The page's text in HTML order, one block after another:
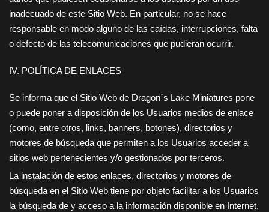
inadecuado de este Sitio Web. En particular, no se hace
responsable en modo alguno de las caídas, interrupciones, falta
o defecto de las telecomunicaciones que pudieran ocurrir.
IV. POLÍTICA DE ENLACES
Se informa que el Sitio Web de Dragon´s Lake Miniatures pone
o puede poner a disposición de los Usuarios medios de enlace
(como, entre otros, links, banners, botones), directorios y
motores de búsqueda que permiten a los Usuarios acceder a
sitios web pertenecientes y/o gestionados por terceros.
La instalación de estos enlaces, directorios y motores de
búsqueda en el Sitio Web tiene por objeto facilitar a los Usuarios
la búsqueda de y acceso a la información disponible en Internet,